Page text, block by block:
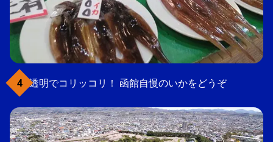
透明でコリッコリ！ 函館自慢のいかをどうぞ